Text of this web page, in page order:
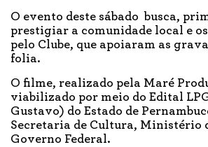
O evento deste sábado busca,
prestigiar a comunidade local e
pelo Clube, que apoiaram as
folia.
O filme, realizado pela Maré
viabilizado por meio do Edital
Gustavo) do Estado de
Secretaria de Cultura, Ministério
Governo Federal.